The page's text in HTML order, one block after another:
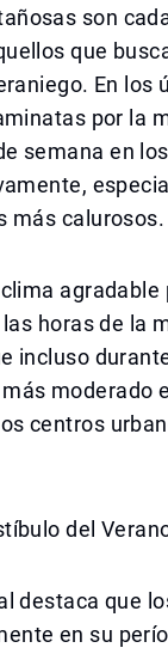
son
que
En los
por la
semana en
más calurosos.
agradable
horas de la
incluso
moderado
centros
del
destaca que
en su